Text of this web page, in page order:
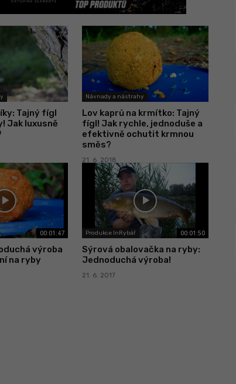
Tajný fígl
Jak luxusně
Návnady a nástrahy
Lov kaprů na krmítko: Tajný
fígl! Jak rychle, jednoduše a
efektivně ochutit krmnou
směs?
21. 6. 2018
00:01:47
výroba
na ryby
Produkce InRybář 00:01:50
Sýrová obalovačka na ryby:
Jednoduchá výroba!
21. 6. 2017